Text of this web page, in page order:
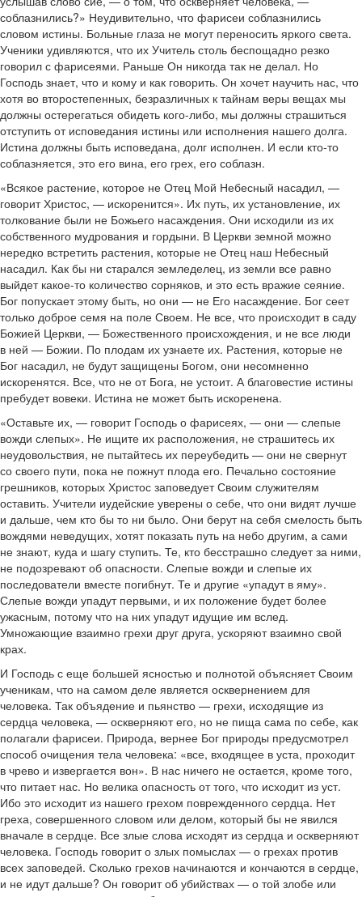
соблазнились?» Неудивительно, что фарисеи соблазнились
словом истины. Больные глаза не могут переносить яркого света.
Ученики удивляются, что их Учитель столь беспощадно резко
говорил с фарисеями. Раньше Он никогда так не делал. Но
Господь знает, что и кому и как говорить. Он хочет научить нас, что
хотя во второстепенных, безразличных к тайнам веры вещах мы
должны остерегаться обидеть кого-либо, мы должны страшиться
отступить от исповедания истины или исполнения нашего долга.
Истина должны быть исповедана, долг исполнен. И если кто-то
соблазняется, это его вина, его грех, его соблазн.
«Всякое растение, которое не Отец Мой Небесный насадил, —
говорит Христос, — искоренится». Их путь, их установление, их
толкование были не Божьего насаждения. Они исходили из их
собственного мудрования и гордыни. В Церкви земной можно
нередко встретить растения, которые не Отец наш Небесный
насадил. Как бы ни старался земледелец, из земли все равно
выйдет какое-то количество сорняков, и это есть вражие сеяние.
Бог попускает этому быть, но они — не Его насаждение. Бог сеет
только доброе семя на поле Своем. Не все, что происходит в саду
Божией Церкви, — Божественного происхождения, и не все люди
в ней — Божии. По плодам их узнаете их. Растения, которые не
Бог насадил, не будут защищены Богом, они несомненно
искоренятся. Все, что не от Бога, не устоит. А благовестие истины
пребудет вовеки. Истина не может быть искоренена.
«Оставьте их, — говорит Господь о фарисеях, — они — слепые
вожди слепых». Не ищите их расположения, не страшитесь их
неудовольствия, не пытайтесь их переубедить — они не свернут
со своего пути, пока не пожнут плода его. Печально состояние
грешников, которых Христос заповедует Своим служителям
оставить. Учители иудейские уверены о себе, что они видят лучше
и дальше, чем кто бы то ни было. Они берут на себя смелость быть
вождями неведущих, хотят показать путь на небо другим, а сами
не знают, куда и шагу ступить. Те, кто бесстрашно следует за ними,
не подозревают об опасности. Слепые вожди и слепые их
последователи вместе погибнут. Те и другие «упадут в яму».
Слепые вожди упадут первыми, и их положение будет более
ужасным, потому что на них упадут идущие им вслед.
Умножающие взаимно грехи друг друга, ускоряют взаимно свой
крах.
И Господь с еще большей ясностью и полнотой объясняет Своим
ученикам, что на самом деле является осквернением для
человека. Так объядение и пьянство — грехи, исходящие из
сердца человека, — оскверняют его, но не пища сама по себе, как
полагали фарисеи. Природа, вернее Бог природы предусмотрел
способ очищения тела человека: «все, входящее в уста, проходит
в чрево и извергается вон». В нас ничего не остается, кроме того,
что питает нас. Но велика опасность от того, что исходит из уст.
Ибо это исходит из нашего грехом поврежденного сердца. Нет
греха, совершенного словом или делом, который бы не явился
вначале в сердце. Все злые слова исходят из сердца и оскверняют
человека. Господь говорит о злых помыслах — о грехах против
всех заповедей. Сколько грехов начинаются и кончаются в сердце,
и не идут дальше? Он говорит об убийствах — о той злобе или